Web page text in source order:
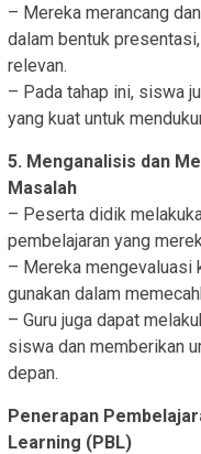
– Mereka merancang
dalam bentuk
relevan.
– Pada tahap ini, siswa
yang kuat untuk
5. Menganalisis dan
Masalah
– Peserta didik
pembelajaran yang
– Mereka
gunakan dalam
– Guru juga dapat
siswa dan memberikan
depan.
Penerapan
Learning (PBL)